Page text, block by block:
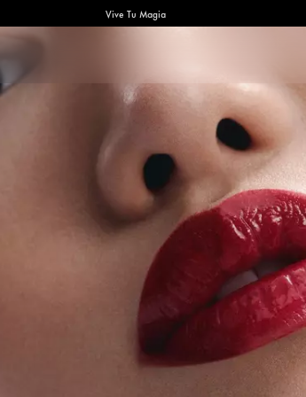
Vive Tu Magia